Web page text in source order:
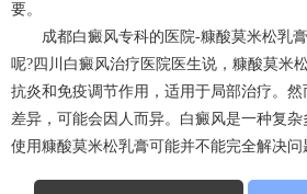
要。
成都白癜风专科的医院-糠酸莫米松乳膏
呢?四川白癜风治疗医院医生说，糠酸莫米
抗炎和免疫调节作用，适用于局部治疗。
差异，可能会因人而异。白癜风是一种复
使用糠酸莫米松乳膏可能并不能完全解决问